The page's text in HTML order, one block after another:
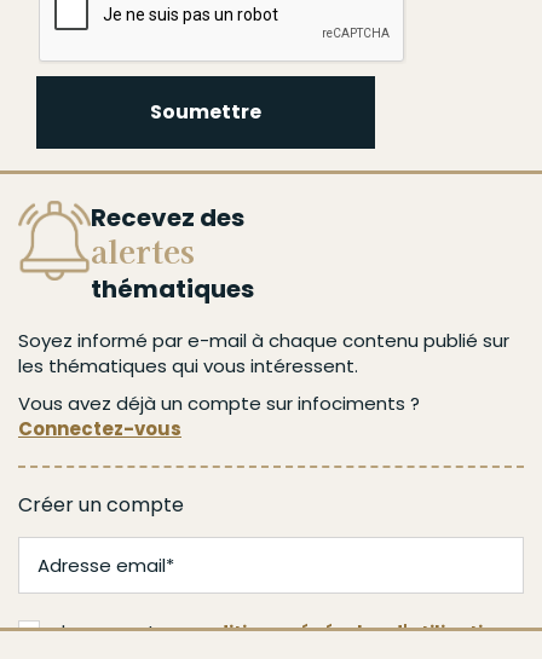
Soumettre
Recevez des
alertes
thématiques
Soyez informé par e-mail à chaque contenu publié sur
les thématiques qui vous intéressent.
Vous avez déjà un compte sur infociments ?
Connectez-vous
Créer un compte
J'accepte lesconditions générales d'utilisation